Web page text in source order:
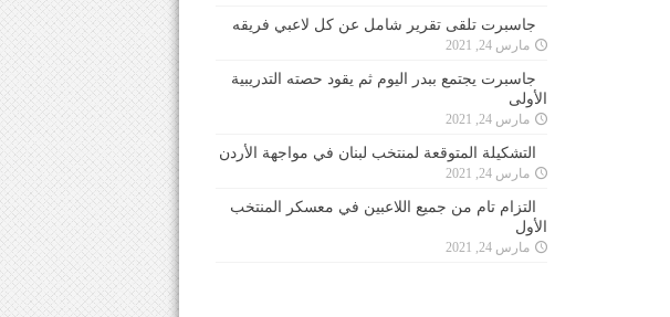
جاسبرت تلقى تقرير شامل عن كل لاعبي فريقه
مارس 24, 2021
جاسبرت يجتمع ببدر اليوم ثم يقود حصته التدريبية
الأولى
مارس 24, 2021
التشكيلة المتوقعة لمنتخب لبنان في مواجهة الأردن
مارس 24, 2021
التزام تام من جميع اللاعبين في معسكر المنتخب
الأول
مارس 24, 2021